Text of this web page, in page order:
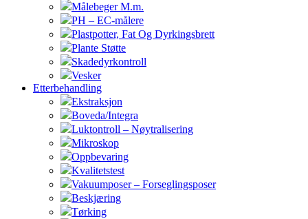
Målebeger M.m.
PH – EC-målere
Plastpotter, Fat Og Dyrkingsbrett
Plante Støtte
Skadedyrkontroll
Vesker
Etterbehandling
Ekstraksjon
Boveda/Integra
Luktontroll – Nøytralisering
Mikroskop
Oppbevaring
Kvalitetstest
Vakuumposer – Forseglingsposer
Beskjæring
Tørking